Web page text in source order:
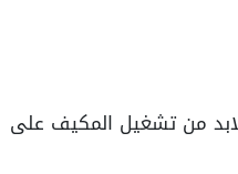
من تشغيل المكيف على